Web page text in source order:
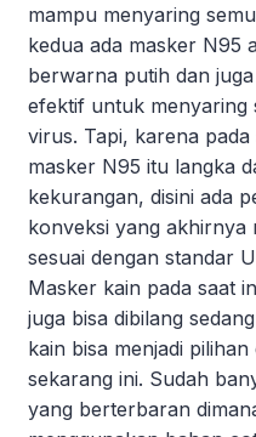
mampu menyaring
kedua ada masker N95
berwarna putih dan
efektif untuk menyaring
virus. Tapi, karena
masker N95 itu langka
kekurangan, disini ada
konveksi yang akhirnya
sesuai dengan standar
Masker kain pada saat
juga bisa dibilang
kain bisa menjadi
sekarang ini. Sudah
yang berterbaran